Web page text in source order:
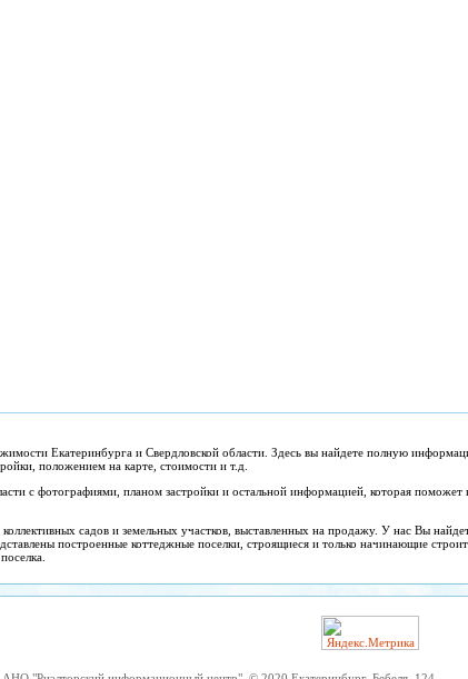
Екатеринбурга и Свердловской области. Здесь вы найдете полную
положением на карте, стоимости и т.д.
с фотографиями, планом застройки и остальной информацией, которая поможет
садов и земельных участков, выставленных на продажу. У нас Вы
построенные коттеджные поселки, строящиеся и только начинающие